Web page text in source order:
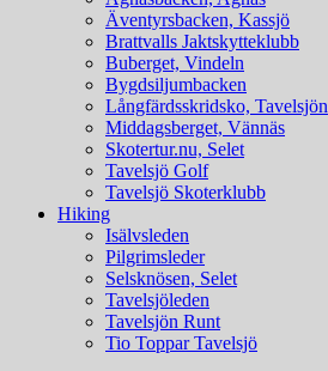
Äventyrsbacken, Kassjö
Brattvalls Jaktskytteklubb
Buberget, Vindeln
Bygdsiljumbacken
Långfärdsskridsko, Tavelsjön
Middagsberget, Vännäs
Skotertur.nu, Selet
Tavelsjö Golf
Tavelsjö Skoterklubb
Hiking
Isälvsleden
Pilgrimsleder
Selsknösen, Selet
Tavelsjöleden
Tavelsjön Runt
Tio Toppar Tavelsjö